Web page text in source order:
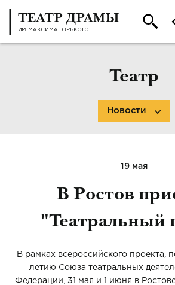
Театр
Новости
19 мая
В Ростов
"Театральный
В рамках всероссийского проекта,
летию Союза театральных
Федерации, 31 мая и 1 июня в